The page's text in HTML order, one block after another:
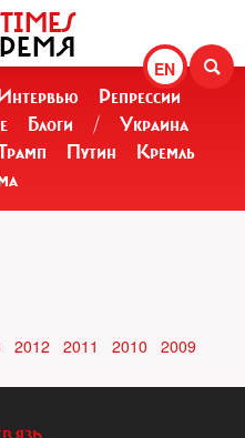
EN
Репрессии
Блоги /
Украина
Путин
Кремль
2012 2011 2010
2009